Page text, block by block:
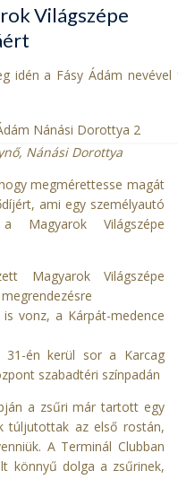
Világszépe
idén a Fásy Ádám
Nánási Dorottya
megmérettesse magát
ami egy személyautó
Magyarok Világszépe
Magyarok Világszépe
vonz, a Kárpát-medence
31-én kerül sor a Karcag
szabadtéri színpadán
a zsűri már tartott egy
túljutottak az első rostán,
A Terminál Clubban
könnyű dolga a zsűrinek,